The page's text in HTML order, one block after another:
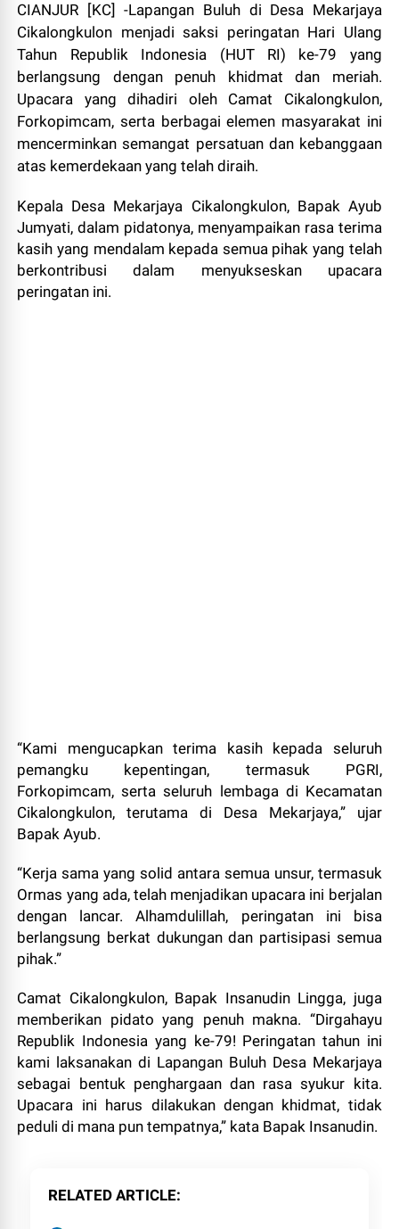
CIANJUR [KC] -Lapangan Buluh di Desa Mekarjaya
Cikalongkulon menjadi saksi peringatan Hari Ulang
Tahun Republik Indonesia (HUT RI) ke-79 yang
berlangsung dengan penuh khidmat dan meriah.
Upacara yang dihadiri oleh Camat Cikalongkulon,
Forkopimcam, serta berbagai elemen masyarakat ini
mencerminkan semangat persatuan dan kebanggaan
atas kemerdekaan yang telah diraih.
Kepala Desa Mekarjaya Cikalongkulon, Bapak Ayub
Jumyati, dalam pidatonya, menyampaikan rasa terima
kasih yang mendalam kepada semua pihak yang telah
berkontribusi dalam menyukseskan upacara
peringatan ini.
“Kami mengucapkan terima kasih kepada seluruh
pemangku kepentingan, termasuk PGRI,
Forkopimcam, serta seluruh lembaga di Kecamatan
Cikalongkulon, terutama di Desa Mekarjaya,” ujar
Bapak Ayub.
“Kerja sama yang solid antara semua unsur, termasuk
Ormas yang ada, telah menjadikan upacara ini berjalan
dengan lancar. Alhamdulillah, peringatan ini bisa
berlangsung berkat dukungan dan partisipasi semua
pihak.”
Camat Cikalongkulon, Bapak Insanudin Lingga, juga
memberikan pidato yang penuh makna. “Dirgahayu
Republik Indonesia yang ke-79! Peringatan tahun ini
kami laksanakan di Lapangan Buluh Desa Mekarjaya
sebagai bentuk penghargaan dan rasa syukur kita.
Upacara ini harus dilakukan dengan khidmat, tidak
peduli di mana pun tempatnya,” kata Bapak Insanudin.
RELATED ARTICLE